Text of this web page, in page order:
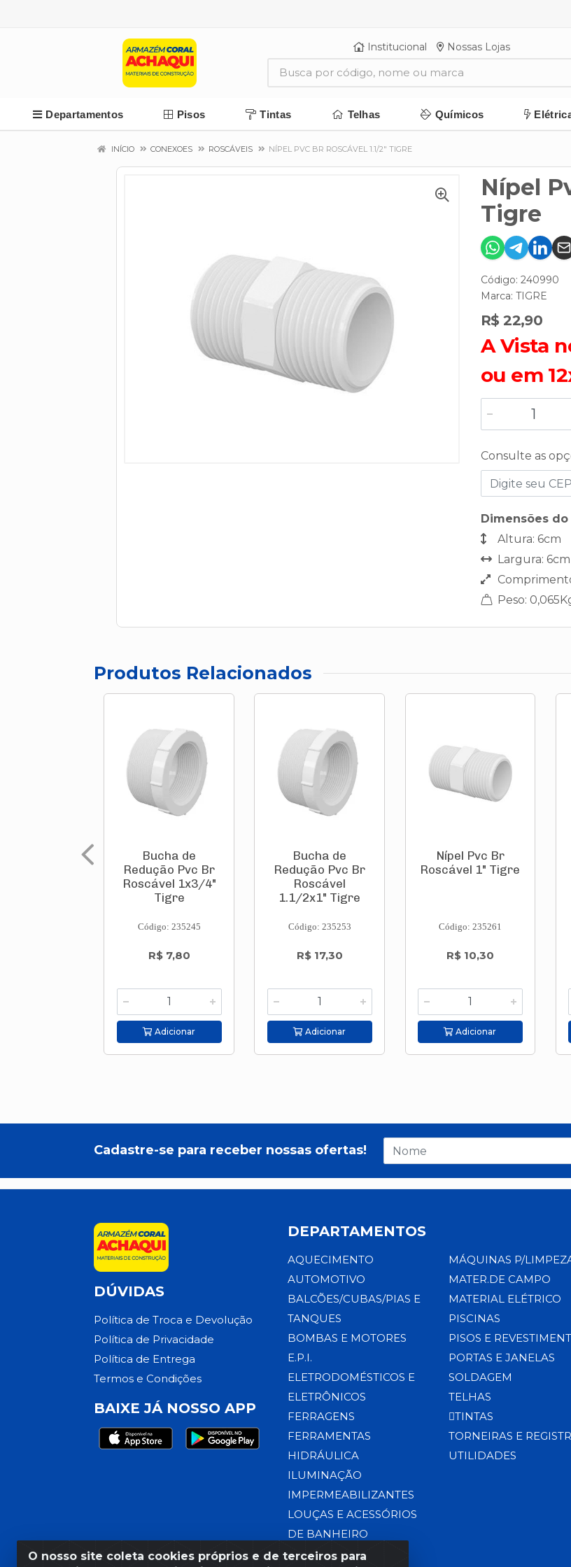
Institucional Nossas Lojas
Departamentos Pisos Tintas Telhas Químicos
INÍCIO CONEXOES ROSCÁVEIS NÍPEL PVC BR ROSCÁVEL 1.1/2" TIGRE
Nípel
Tigre
Código: 240990
Marca: TIGRE
R$ 22,90
A Vista
ou em
Consulte as
Dimensões
Altura: 6cm
Largura: 6cm
Peso:
Produtos Relacionados
Bucha de
Redução Pvc Br
Roscável 1x3/4"
Tigre
Código: 235245
R$ 7,80
Adicionar
Bucha de
Redução Pvc Br
Roscável
1.1/2x1" Tigre
Código: 235253
R$ 17,30
Adicionar
Nípel Pvc Br
Roscável 1" Tigre
Código: 235261
R$ 10,30
Adicionar
O nosso site coleta cookies próprios e de terceiros para
Cadastre-se para receber nossas ofertas!
DÚVIDAS
Política de Troca e Devolução
Política de Privacidade
Política de Entrega
Termos e Condições
BAIXE JÁ NOSSO APP
DEPARTAMENTOS
AQUECIMENTO
AUTOMOTIVO
BALCÕES/CUBAS/PIAS E
TANQUES
BOMBAS E MOTORES
E.P.I.
ELETRODOMÉSTICOS E
ELETRÔNICOS
FERRAGENS
FERRAMENTAS
HIDRÁULICA
ILUMINAÇÃO
IMPERMEABILIZANTES
LOUÇAS E ACESSÓRIOS
DE BANHEIRO
MÁQUINAS P/
MATER.DE CAMPO
MATERIAL ELÉTRICO
PISCINAS
PISOS E
PORTAS E JANELAS
SOLDAGEM
TELHAS
TINTAS
TORNEIRAS E
UTILIDADES